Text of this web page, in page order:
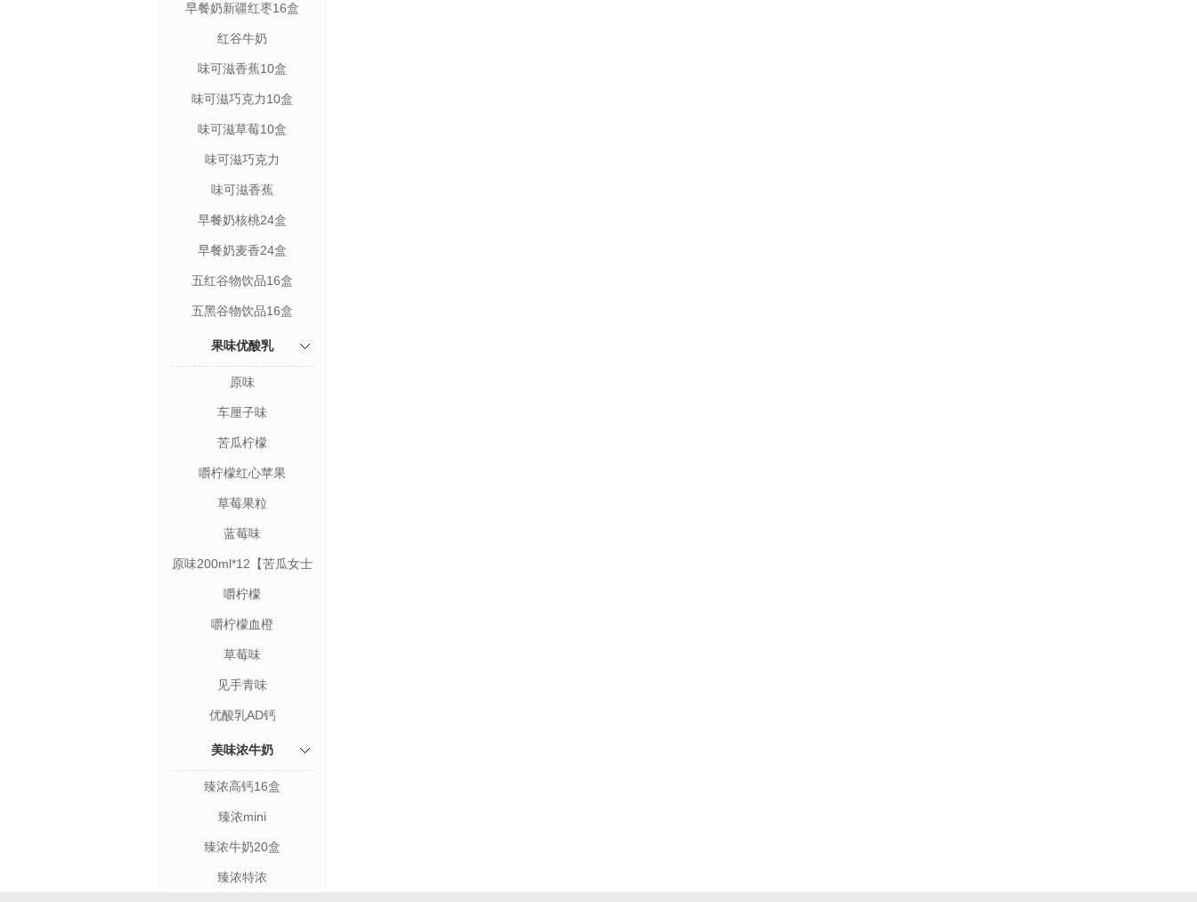
早餐奶新疆红枣16盒
红谷牛奶
味可滋香蕉10盒
味可滋巧克力10盒
味可滋草莓10盒
味可滋巧克力
味可滋香蕉
早餐奶核桃24盒
早餐奶麦香24盒
五红谷物饮品16盒
五黑谷物饮品16盒
果味优酸乳
原味
车厘子味
苦瓜柠檬
嚼柠檬红心苹果
草莓果粒
蓝莓味
原味200ml*12【苦瓜女士
限定装】
嚼柠檬
嚼柠檬血橙
草莓味
见手青味
优酸乳AD钙
美味浓牛奶
臻浓高钙16盒
臻浓mini
臻浓牛奶20盒
臻浓特浓